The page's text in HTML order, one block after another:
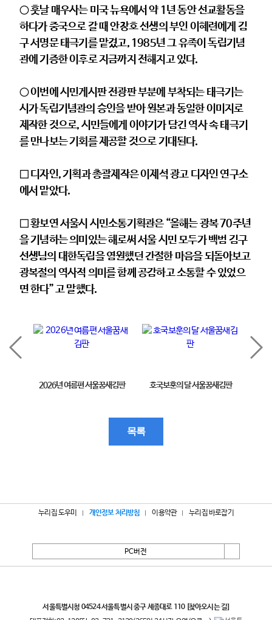
○ 훗날 매우사는 미국 뉴욕에서 약 1년 동안 선교활동을
하다가 중국으로 갈 때 안창호 선생의 부인 이혜련에게 김
구 서명문 태극기를 맡겼고, 1985년 그 유족이 독립기념
관에 기증한 이후로 지금까지 전해지고 있다.
○ 이번에 시민게시판 전광판 부분에 부착되는 태극기는
시가 독립기념관의 승인을 받아 원본과 동일한 이미지로
제작한 것으로, 시민들에게 이야기가 담긴 역사 속 태극기
를 만나보는 기회를 제공할 것으로 기대된다.
□ 디자인, 기획과 총괄제작은 이제석 광고 디자인 연구소
에서 맡았다.
□ 황보연 서울시 시민소통기획관은 “올해는 광복 70주년
을 기념하는 의미있는 해로써 서울 시민 모두가 백범 김구
선생님의 대한독립을 염원했던 간절한 마음을 되돌아보고
광복절의 역사적 의미를 함께 공감하고 소통할 수 있었으
면 한다” 고 말했다.
2026년 여름편 서울꿈새김판 호국보훈의 달 서울꿈새김판
목록
누리집 도우미 개인정보 처리방침 이용약관 누리집 바로잡기
PC버전
서울특별시청 04524 서울특별시 중구 세종대로 110 [찾아오시는 길]